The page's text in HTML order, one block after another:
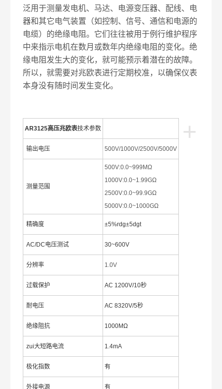
泛用于测量发电机、马达、电源变压器、配线、电
器和其它电气装置（如控制、信号、通信和电源的
电缆）的绝缘电阻。它们往往被用于例行维护程序
中来指示电机在数月或数年内绝缘电阻的变化。绝
缘电阻发生大的变化，就可能预示着潜在的故障。
所以，就需要对兆欧表进行定期校准，以确保仪表
本身没有随时间发生变化。
+
AR3125高压兆欧表技术参数
输出电压 500V/1000V/2500V/5000V
测量范围
500V:0.0~999MΩ
1000V:0.0~1.99GΩ
2500V:0.0~99.9GΩ
5000V:0.0~1000GΩ
精确度 ±5%rdg±5dgt
AC/DC电压测试 30~600V
分辨率 1.0V
过载保护 AC 1200V/10秒
耐电压 AC 8320V/5秒
绝缘阻抗 1000MΩ
zui大短路电流 1.4mA
极化指数 有
外接电源 有